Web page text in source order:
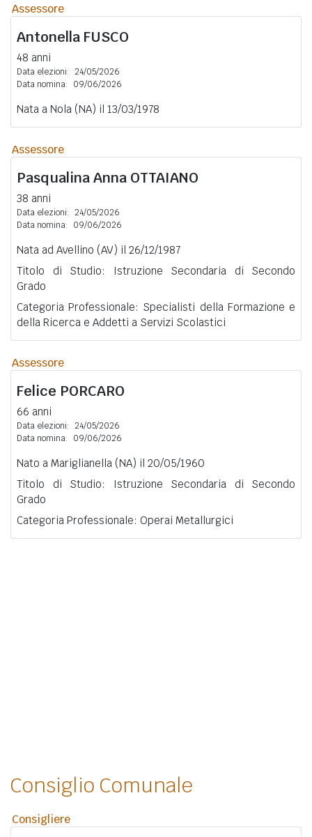
Assessore
Antonella FUSCO
48 anni
Data elezioni: 24/05/2026
Data nomina:
09/06/2026
Nata a Nola (NA) il 13/03/1978
Assessore
Pasqualina Anna OTTAIANO
38 anni
Data elezioni: 24/05/2026
Data nomina:
09/06/2026
Nata ad Avellino (AV) il 26/12/1987
Titolo di Studio: Istruzione Secondaria di Secondo
Grado
Categoria Professionale: Specialisti della Formazione e
della Ricerca e Addetti a Servizi Scolastici
Assessore
Felice PORCARO
66 anni
Data elezioni: 24/05/2026
Data nomina:
09/06/2026
Nato a Mariglianella (NA) il 20/05/1960
Titolo di Studio: Istruzione Secondaria di Secondo
Grado
Categoria Professionale: Operai Metallurgici
Consiglio Comunale
Consigliere